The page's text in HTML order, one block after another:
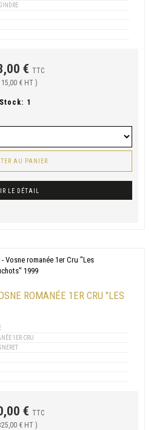
€ TTC
€ HT )
Stock: 1
AU PANIER
LE DÉTAIL
ROMANÉE 1ER CRU "LES
1ER CRU
€ TTC
€ HT )